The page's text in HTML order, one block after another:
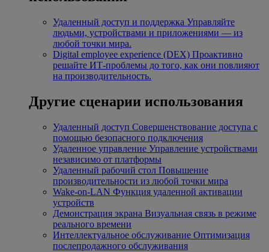
Удаленный доступ и поддержка Управляйте
людьми, устройствами и приложениями — из
любой точки мира.
Digital employee experience (DEX) Проактивно
решайте ИТ-проблемы до того, как они повлияют
на производительность.
Другие сценарии использования
Удаленный доступ Совершенствование доступа с
помощью безопасного подключения
Удаленное управление Управление устройствами
независимо от платформы
Удаленный рабочий стол Повышение
производительности из любой точки мира
Wake-on-LAN Функция удаленной активации
устройств
Демонстрация экрана Визуальная связь в режиме
реального времени
Интеллектуальное обслуживание Оптимизация
послепродажного обслуживания